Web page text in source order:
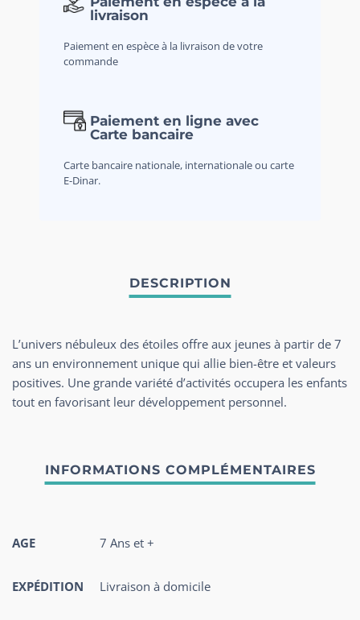
livraison
Paiement en espèce à la livraison de votre
commande
Paiement en ligne avec
Carte bancaire
Carte bancaire nationale, internationale ou carte
E-Dinar.
L’univers nébuleux des étoiles offre aux jeunes à partir de 7
ans un environnement unique qui allie bien-être et valeurs
positives. Une grande variété d’activités occupera les enfants
tout en favorisant leur développement personnel.
AGE 7 Ans et +
EXPÉDITION Livraison à domicile